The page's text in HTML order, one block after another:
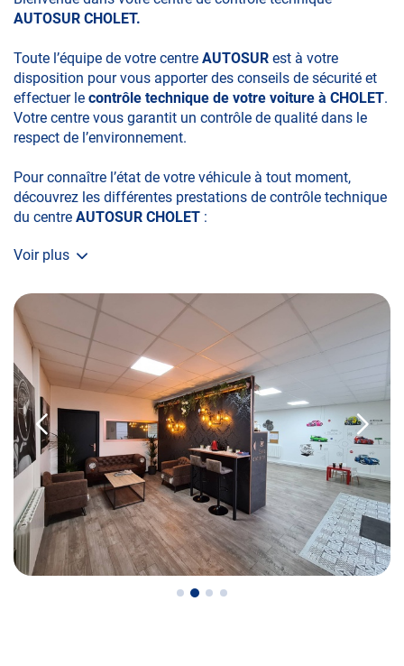
AUTOSUR CHOLET.
Toute l’équipe de votre centre AUTOSUR est à votre
disposition pour vous apporter des conseils de sécurité et
effectuer le contrôle technique de votre voiture à CHOLET.
Votre centre vous garantit un contrôle de qualité dans le
respect de l’environnement.
Pour connaître l’état de votre véhicule à tout moment,
découvrez les différentes prestations de contrôle technique
du centre AUTOSUR CHOLET :
• le contrôle technique obligatoire
• la contre-visite
• le contrôle pollution
• le contrôle des véhicules hybrides ou électriques
• le contrôle technique des véhicules GPL/Gaz*
• le contrôle de la Catégorie L (moto, scooter, mobylette, 3
roues, quad, voiturette, voiture sans permis)
• le pré-contrôle contrôle technique ou contrôle technique
volontaire / partiel
N’attendez plus pour votre sécurité et faire vérifier votre
véhicule : Prenez RDV dans votrecentre de contrôle
Voir plus